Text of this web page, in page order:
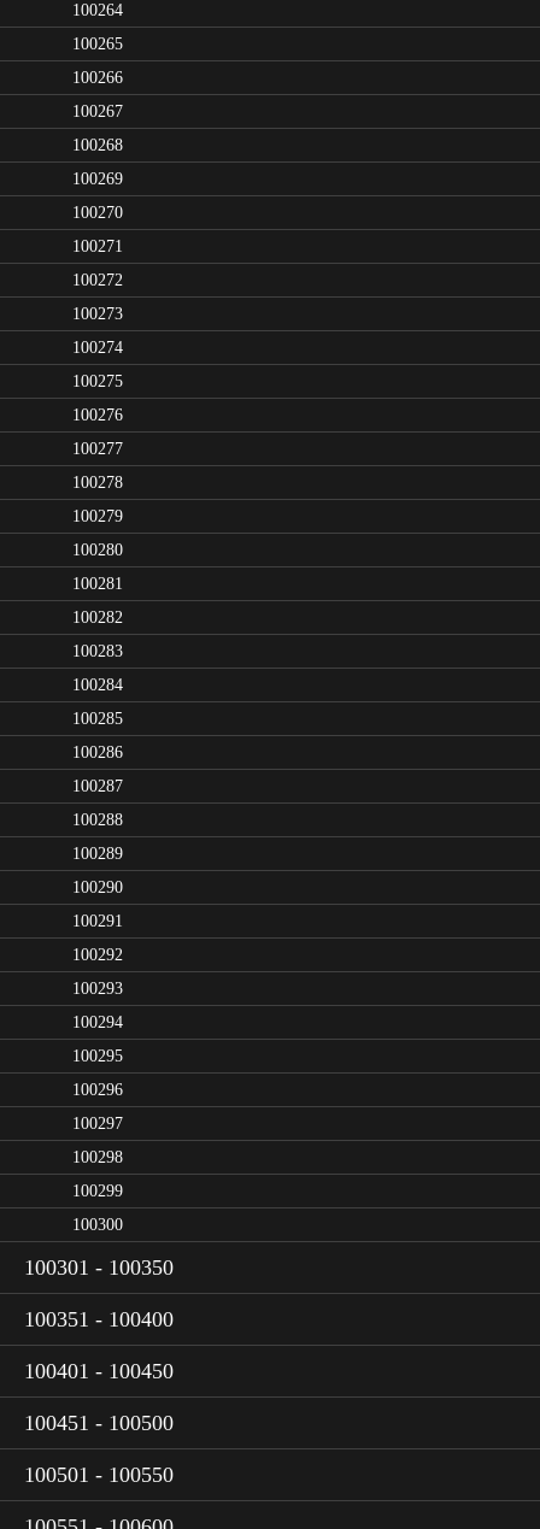
100264
100265
100266
100267
100268
100269
100270
100271
100272
100273
100274
100275
100276
100277
100278
100279
100280
100281
100282
100283
100284
100285
100286
100287
100288
100289
100290
100291
100292
100293
100294
100295
100296
100297
100298
100299
100300
100301 - 100350
100351 - 100400
100401 - 100450
100451 - 100500
100501 - 100550